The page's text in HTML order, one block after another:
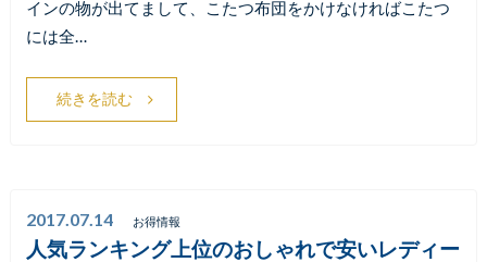
インの物が出てまして、こたつ布団をかけなければこたつ
には全…
続きを読む
2017.07.14 お得情報
人気ランキング上位のおしゃれで安いレディー